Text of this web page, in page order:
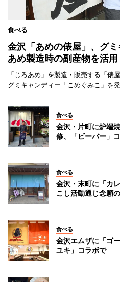
食べる
金沢「あめの俵屋」、グ
あめ製造時の副産物を活用
「じろあめ」を製造・販売する「俵
グミキャンディー「こめぐみこ」を発
食べる
金沢・片町に炉端
修、「ビーバー」
食べる
金沢・末町に「カ
こし活動通じ念願
食べる
金沢エムザに「ゴ
ユキ」コラボで